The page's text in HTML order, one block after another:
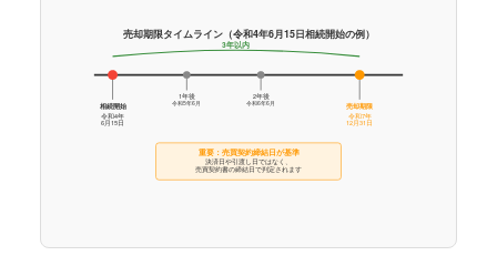
売却期限タイムライン（令和4年6月15日相続開始の例）
相続開始
令和4年
6月15日
1年後
令和5年6月
2年後
令和6年6月 売却期限
令和7年
12月31日
3年以内
重要：売買契約締結日が基準
決済日や引渡し日ではなく、
売買契約書の締結日で判定されます